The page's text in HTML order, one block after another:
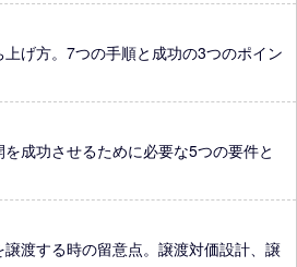
げ方。7つの手順と成功の3つのポイン
成功させるために必要な5つの要件と
渡する時の留意点。譲渡対価設計、譲